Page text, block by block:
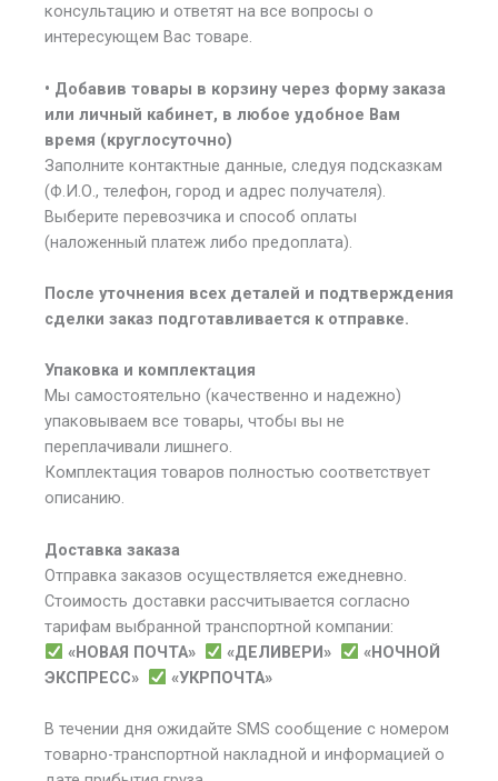
консультацию и ответят на все вопросы о
интересующем Вас товаре.
• Добавив товары в корзину через форму заказа
или личный кабинет, в любое удобное Вам
время (круглосуточно)
Заполните контактные данные, следуя подсказкам
(Ф.И.О., телефон, город и адрес получателя).
Выберите перевозчика и способ оплаты
(наложенный платеж либо предоплата).
После уточнения всех деталей и подтверждения
сделки заказ подготавливается к отправке.
Упаковка и комплектация
Мы самостоятельно (качественно и надежно)
упаковываем все товары, чтобы вы не
переплачивали лишнего.
Комплектация товаров полностью соответствует
описанию.
Доставка заказа
Отправка заказов осуществляется ежедневно.
Стоимость доставки рассчитывается согласно
тарифам выбранной транспортной компании:
«НОВАЯ ПОЧТА»
«ДЕЛИВЕРИ»
«НОЧНОЙ
ЭКСПРЕСС»
«УКРПОЧТА»
В течении дня ожидайте SMS сообщение с номером
товарно-транспортной накладной и информацией о